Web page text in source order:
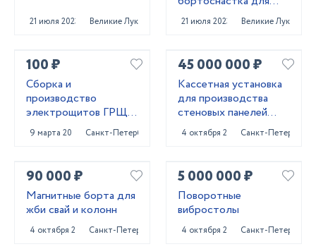
21 июля 2023 Великие Луки
ваших ЖБИ от «М-
Конструктор»
21 июля 2023 Великие Луки
100 ₽
Сборка и
производство
электрощитов ГРЩ,
АВР, ВРУ, ЩО,ЩЭ,
ЩУ...
9 марта 2023 Санкт-Петербург
45 000 000 ₽
Кассетная установка
для производства
стеновых панелей
ЖБИ
4 октября 2024Санкт-Петербург
90 000 ₽
Магнитные борта для
жби свай и колонн
4 октября 2024Санкт-Петербург
5 000 000 ₽
Поворотные
вибростолы
4 октября 2024Санкт-Петербург